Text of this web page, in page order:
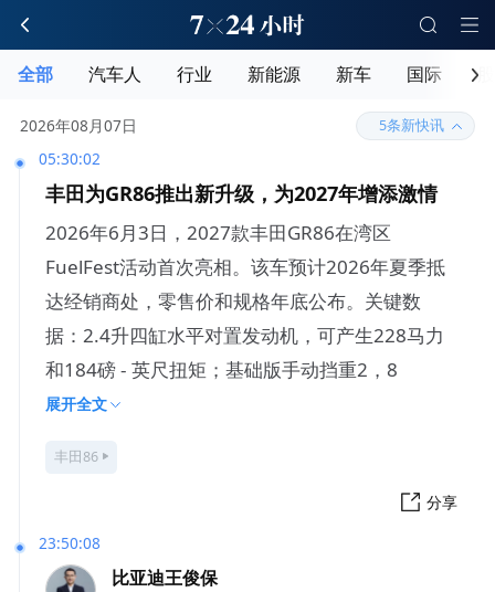
全部 汽车人 行业 新能源 新车 国际
释放刷新
2026年08月07日 5条新快讯
05:30:02
丰田为GR86推出新升级，为2027年增添激情
2026年6月3日，2027款丰田GR86在湾区
FuelFest活动首次亮相。该车预计2026年夏季抵
达经销商处，零售价和规格年底公布。关键数
据：2.4升四缸水平对置发动机，可产生228马力
和184磅 - 英尺扭矩；基础版手动挡重2，8
展开全文
丰田86
分享
23:50:08
比亚迪王俊保